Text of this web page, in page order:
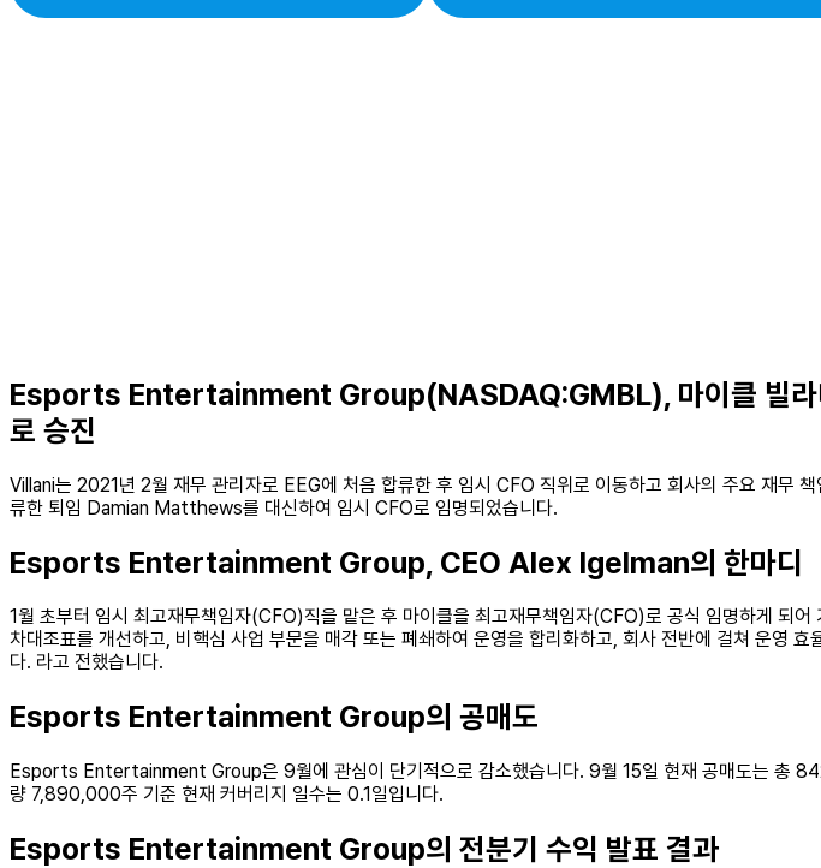
Esports Entertainment Group(NASDAQ:GMBL), 마이클 빌
로 승진
Villani는 2021년 2월 재무 관리자로 EEG에 처음 합류한 후 임시 CFO 직위로 이동하고 회사의 주요 재무
류한 퇴임 Damian Matthews를 대신하여 임시 CFO로 임명되었습니다.
Esports Entertainment Group, CEO Alex Igelman의 한마디
1월 초부터 임시 최고재무책임자(CFO)직을 맡은 후 마이클을 최고재무책임자(CFO)로 공식 임명하게 되
차대조표를 개선하고, 비핵심 사업 부문을 매각 또는 폐쇄하여 운영을 합리화하고, 회사 전반에 걸쳐 운영
다. 라고 전했습니다.
Esports Entertainment Group의 공매도
Esports Entertainment Group은 9월에 관심이 단기적으로 감소했습니다. 9월 15일 현재 공매도는 총
량 7,890,000주 기준 현재 커버리지 일수는 0.1일입니다.
Esports Entertainment Group의 전분기 수익 발표 결과